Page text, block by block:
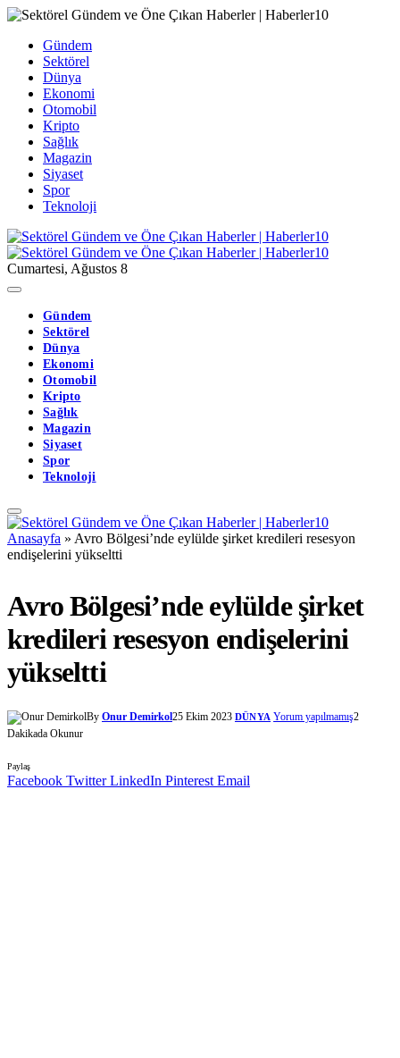
Gündem
Sektörel
Dünya
Ekonomi
Otomobil
Kripto
Sağlık
Magazin
Siyaset
Spor
Teknoloji
Cumartesi, Ağustos 8
Gündem
Sektörel
Dünya
Ekonomi
Otomobil
Kripto
Sağlık
Magazin
Siyaset
Spor
Teknoloji
Anasayfa » Avro Bölgesi’nde eylülde şirket kredileri resesyon
endişelerini yükseltti
Avro Bölgesi’nde eylülde şirket
kredileri resesyon endişelerini
yükseltti
By Onur Demirkol25 Ekim 2023 DÜNYA Yorum yapılmamış2
Dakikada Okunur
Paylaş
Facebook Twitter LinkedIn Pinterest Email